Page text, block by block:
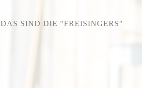
DAS SIND DIE "FREISINGERS"